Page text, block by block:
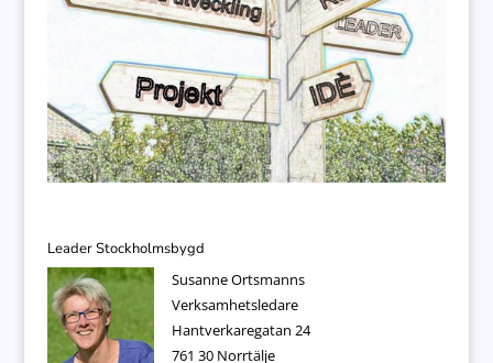
Leader Stockholmsbygd
Susanne Ortsmanns
Verksamhetsledare
Hantverkaregatan 24
761 30 Norrtälje